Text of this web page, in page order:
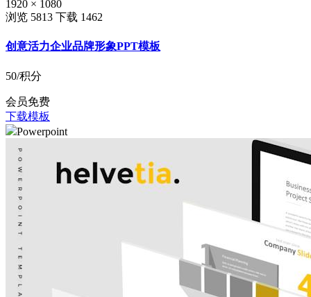
1920 × 1080
浏览 5813 下载 1462
创意活力企业品牌形象PPT模板
50/积分
会员免费
下载模板
Powerpoint